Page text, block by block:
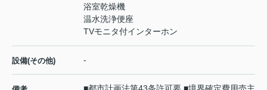
浴室乾燥機
温水洗浄便座
TVモニタ付インターホン
設備(その他) -